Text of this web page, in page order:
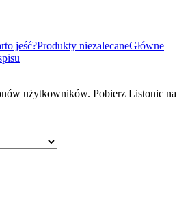
jeść?Produkty niezalecaneGłówne
użytkowników. Pobierz Listonic na